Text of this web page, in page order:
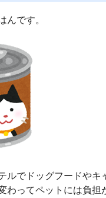
んです。
ルでドッグフードやキ
わってペットには負担